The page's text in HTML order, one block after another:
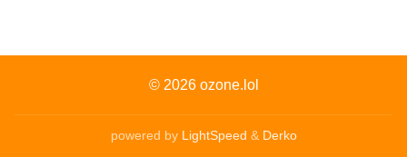
© 2026 ozone.lol
powered by LightSpeed & Derko